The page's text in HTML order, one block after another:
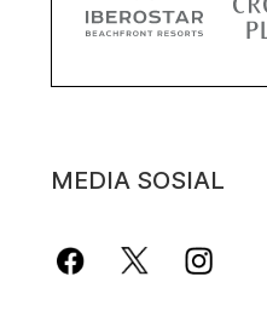
MEDIA SOSIAL